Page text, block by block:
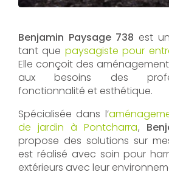
Benjamin Paysage 738 est
tant que paysagiste pour
Elle conçoit des
aux besoins des
fonctionnalité et esthétique.
Spécialisée dans l’
de jardin à Pontcharra,
propose des solutions sur
est réalisé avec soin pour
extérieurs avec leur